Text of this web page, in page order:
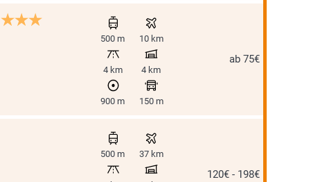
500 m 10 km
4 km 4 km
900 m 150 m
ab 75€
500 m 37 km
120€ - 198€